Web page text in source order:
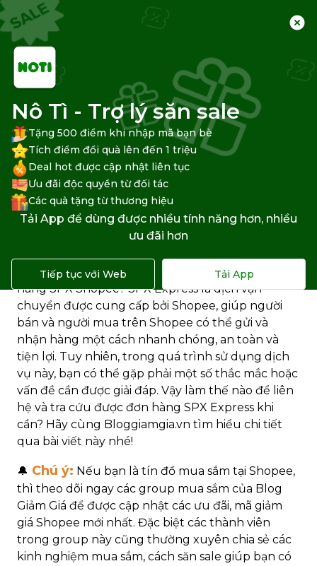
Trang chủ
Shopee
Giao, Nhận hàng Shopee
SPX Express là gì? Cách liên
hệ, tra cứu đơn hàng SPX
Shopee
Express trên Shopee, và cách liên hệ, tra cứu đơn
hàng SPX Shopee? SPX Express là dịch vận
chuyển được cung cấp bởi Shopee, giúp người
bán và người mua trên Shopee có thể gửi và
nhận hàng một cách nhanh chóng, an toàn và
tiện lợi. Tuy nhiên, trong quá trình sử dụng dịch
vụ này, bạn có thể gặp phải một số thắc mắc hoặc
vấn đề cần được giải đáp. Vậy làm thế nào để liên
hệ và tra cứu được đơn hàng SPX Express khi
cần? Hãy cùng Bloggiamgia.vn tìm hiểu chi tiết
qua bài viết này nhé!
🔔 Chú ý: Nếu bạn là tín đồ mua sắm tại Shopee,
thì theo dõi ngay các group mua sắm của Blog
Giảm Giá để được cập nhật các ưu đãi, mã giảm
giá Shopee mới nhất. Đặc biệt các thành viên
trong group này cũng thường xuyên chia sẻ các
kinh nghiệm mua sắm, cách săn sale giúp bạn có
Nô Tì - Trợ lý săn sale
Tặng 500 điểm khi nhập mã bạn bè
Tích điểm đổi quà lên đến 1 triệu
Deal hot được cập nhật liên tục
Ưu đãi độc quyền từ đối tác
Các quà tặng từ thương hiệu
Tải App để dùng được nhiều tính năng hơn, nhiều
ưu đãi hơn
Tiếp tục với Web Tải App